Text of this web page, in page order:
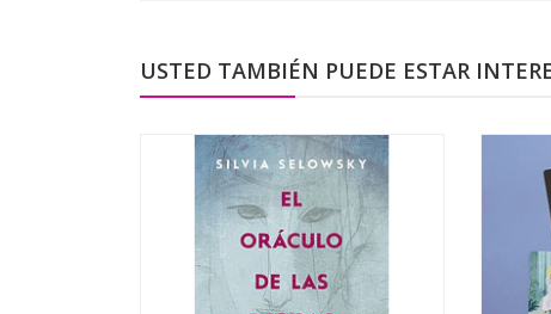
USTED TAMBIÉN PUEDE ESTAR